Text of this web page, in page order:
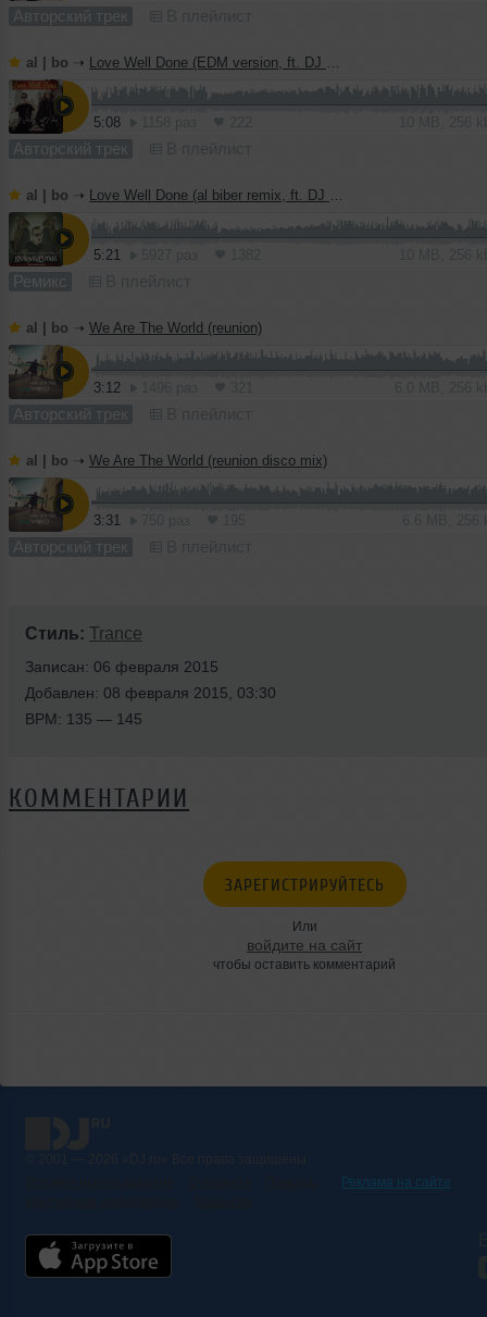
Авторский трек
al | bo ➝ Love Well Done (EDM version, ft. DJ Haley)
5:08
Авторский трек
al | bo ➝ Love Well Done (al biber remix, ft. DJ Haley)
5:21
Ремикс
al | bo ➝ We Are The World (reunion)
3:12
Авторский трек
al | bo ➝ We Are The World (reunion disco mix)
3:31
Авторский трек
Стиль: Trance
Записан: 06 февраля 2015
Добавлен: 08 февраля 2015, 03:30
BPM: 135 — 145
КОММЕНТАРИИ
ЗАРЕГИСТРИРУЙТЕСЬ
Или
войдите на сайт
чтобы оставить комментарий
Реклама на сайте